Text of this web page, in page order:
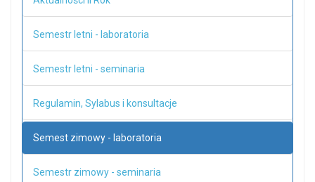
Semestr letni - laboratoria
Semestr letni - seminaria
Regulamin, Sylabus i konsultacje
Semest zimowy - laboratoria
Semestr zimowy - seminaria